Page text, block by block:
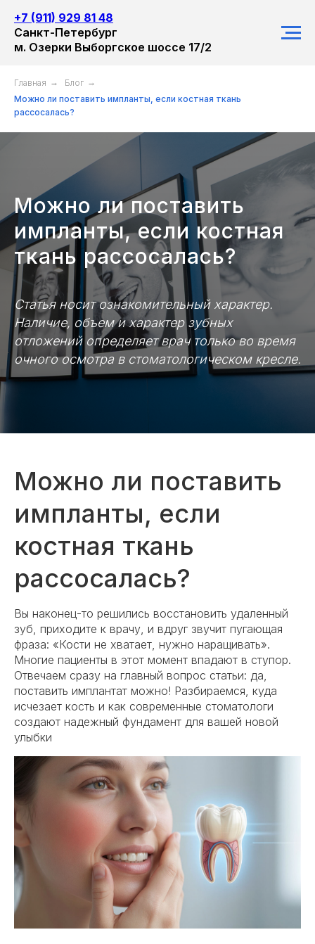
+7 (911) 929 81 48
Санкт-Петербург
м. Озерки Выборгское шоссе 17/2
Главная → Блог →
Можно ли поставить импланты, если костная ткань
рассосалась?
Можно ли поставить
импланты, если костная
ткань рассосалась?
Статья носит ознакомительный характер.
Наличие, объем и характер зубных
отложений определяет врач только во время
очного осмотра в стоматологическом кресле.
Можно ли поставить
импланты, если
костная ткань
рассосалась?
Вы наконец-то решились восстановить удаленный
зуб, приходите к врачу, и вдруг звучит пугающая
фраза: «Кости не хватает, нужно наращивать».
Многие пациенты в этот момент впадают в ступор.
Отвечаем сразу на главный вопрос статьи: да,
поставить имплантат можно! Разбираемся, куда
исчезает кость и как современные стоматологи
создают надежный фундамент для вашей новой
улыбки